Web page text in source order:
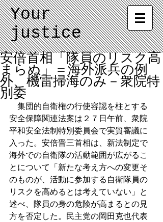
Your
justice
安倍首相「隊員のリスク高
まらぬ」＝海外派兵の例
外、機雷掃海のみ－衆院特
別委
集団的自衛権の行使容認を柱とする
安全保障関連法案は２７日午前、衆院
平和安全法制特別委員会で実質審議に
入った。安倍晋三首相は、新法制定で
海外での自衛隊の活動範囲が広がるこ
とについて「新たな考え方への変更そ
のものが、活動に参加する自衛隊員の
リスクを高めるとは考えていない」と
述べ、隊員の身の危険が高まるとの見
方を否定した。民主党の岡田克也代表